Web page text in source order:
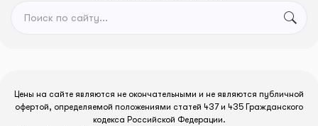
Цены на сайте являются не окончательными и не являются публичной
офертой, определяемой положениями статей 437 и 435 Гражданского
кодекса Российской Федерации.